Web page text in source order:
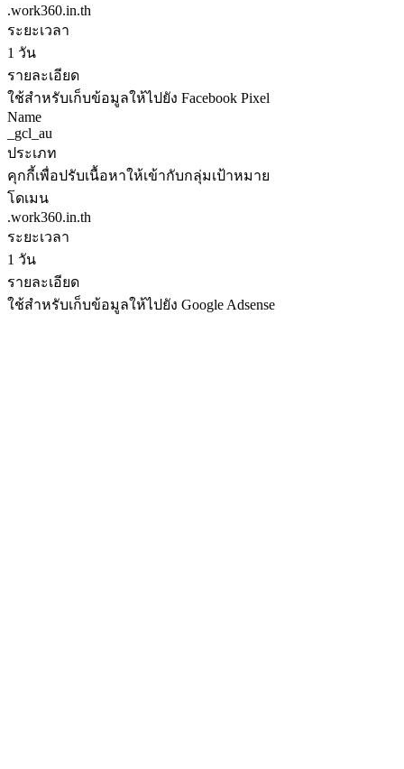
.work360.in.th
ระยะเวลา
1 วัน
รายละเอียด
ใช้สำหรับเก็บข้อมูลให้ไปยัง Facebook Pixel
Name
_gcl_au
ประเภท
คุกกี้เพื่อปรับเนื้อหาให้เข้ากับกลุ่มเป้าหมาย
โดเมน
.work360.in.th
ระยะเวลา
1 วัน
รายละเอียด
ใช้สำหรับเก็บข้อมูลให้ไปยัง Google Adsense